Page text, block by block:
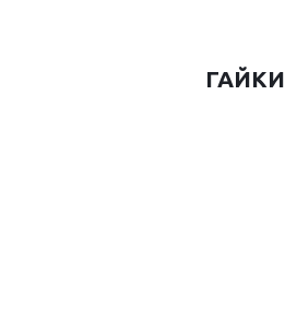
ГАЙКИ